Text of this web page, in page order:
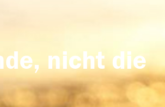
nicht die